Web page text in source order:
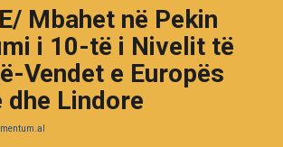
Mbahet në Pekin
i 10-të i Nivelit të
Vendet e Europës
dhe Lindore